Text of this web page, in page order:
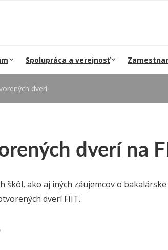
Spolupráca a verejnosť
dverí
dverí na
škôl, ako aj iných záujemcov o
dverí FIIT.